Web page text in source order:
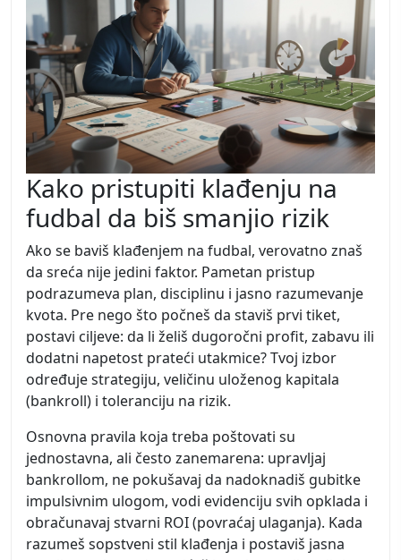
Kako pristupiti klađenju na
fudbal da biš smanjio rizik
Ako se baviš klađenjem na fudbal, verovatno znaš
da sreća nije jedini faktor. Pametan pristup
podrazumeva plan, disciplinu i jasno razumevanje
kvota. Pre nego što počneš da staviš prvi tiket,
postavi ciljeve: da li želiš dugoročni profit, zabavu ili
dodatni napetost prateći utakmice? Tvoj izbor
određuje strategiju, veličinu uloženog kapitala
(bankroll) i toleranciju na rizik.
Osnovna pravila koja treba poštovati su
jednostavna, ali često zanemarena: upravljaj
bankrollom, ne pokušavaj da nadoknadiš gubitke
impulsivnim ulogom, vodi evidenciju svih opklada i
obračunavaj stvarni ROI (povraćaj ulaganja). Kada
razumeš sopstveni stil klađenja i postaviš jasna